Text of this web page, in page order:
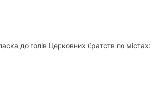
до голів Церковних братств по містах: